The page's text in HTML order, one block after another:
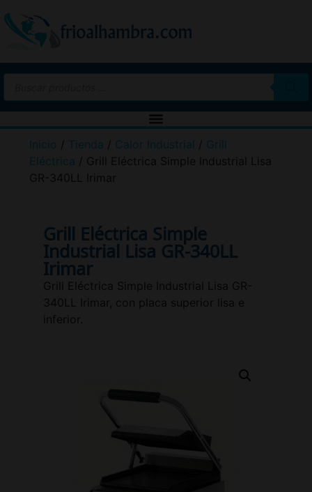
Inicio / Tienda / Calor Industrial / Grill
Eléctrica / Grill Eléctrica Simple Industrial Lisa
GR-340LL Irimar
Grill Eléctrica Simple
Industrial Lisa GR-340LL
Irimar
Grill Eléctrica Simple Industrial Lisa GR-
340LL Irimar, con placa superior lisa e
inferior.